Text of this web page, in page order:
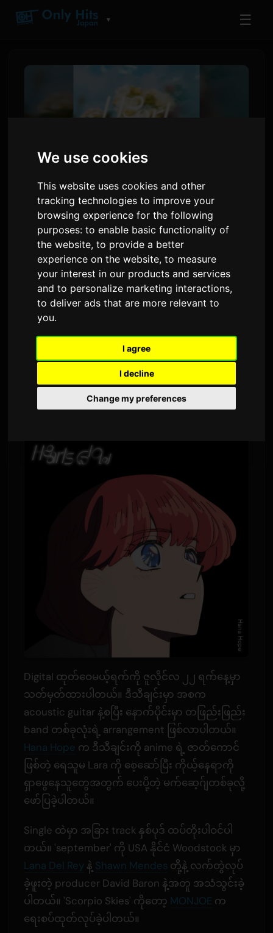
We use cookies
This website uses cookies and other
tracking technologies to improve your
browsing experience for the following
purposes:to enable basic functionality of
the website,to provide a better
experience on the website,to measure
your interest in our products and services
and to personalize marketing interactions,
to deliver ads that are more relevant to
you.
I agree
I decline
Change my preferences
▼ ☰
Hana Hope ၊ 'Sayonara Lara'
အကြောင်း Anime အတွက်
'Hearts Glow' Single ကြေညာ
ParSam 6 July 2026
Traduit de l'anglais
1,507 veyes
Hana Hope ဟာ သြဂုတ်လ ၅ ရက်နေ့မှာ 'Hearts
Glow' ဆိုတဲ့ single အသစ်ကို ထုတ်ဝေတော့မှာပါ။ ဒီ
သီချင်းက ဇူလိုင်လ ၅ ရက်နေ့က စတင်ပြသခဲ့တဲ့
မူရင်း TV animeSayonara Laraရဲ့ အဆုံးသတ်တေး
Digital ထုတ်ဝေမယ့်ရက်ကို ဇူလိုင်လ ၂၂ ရက်နေ့မှာ
သတ်မှတ်ထားပါတယ်။ ဒီသီချင်းမှာ အစက
acoustic guitar နဲ့စပြီး နောက်ပိုင်းမှာ တဖြည်းဖြည်း
band တစ်ခုလုံးရဲ့ arrangement ဖြစ်လာပါတယ်။
Hana Hope က ဒီသီချင်းကို anime ရဲ့ ဇာတ်ကောင်
ဖြစ်တဲ့ ရေသူမ Lara ကို စေ့ဆော်ပြီး ကိုယ့်နေရာကို
ရှာဖွေနေသူတွေအတွက် ပေးပို့တဲ့ မက်ဆေ့ဂ်ျတစ်ခုလို့
ဖော်ပြခဲ့ပါတယ်။
Single ထဲမှာ အခြား track နှစ်ပုဒ် ထပ်တိုးပါဝင်ပါ
တယ်။ 'september' ကို USA နိုင်ငံ Woodstock မှာ
Lana Del Rey နဲ့ Shawn Mendes တို့နဲ့ လက်တွဲလုပ်
ခဲ့ဖူးတဲ့ producer David Baron နဲ့အတူ အသံသွင်းခဲ့
ပါတယ်။ 'Scorpio Skies' ကိုတော့ MONJOE က
ရေးစပ်ထုတ်လုပ်ခဲ့ပါတယ်။